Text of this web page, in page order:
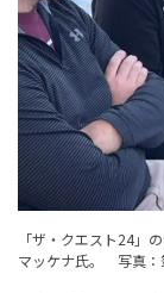
「ザ・クエスト24」
マッケナ氏。 写真：